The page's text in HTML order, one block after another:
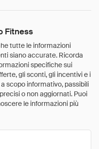
Fitness
tutte le informazioni
siano accurate. Ricorda
specifiche sui
gli sconti, gli incentivi e i
scopo informativo, passibili
o non aggiornati. Puoi
le informazioni più